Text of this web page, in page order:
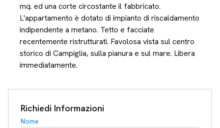
mq. ed una corte circostante il fabbricato.
L'appartamento è dotato di impianto di riscaldamento
indipendente a metano. Tetto e facciate
recentemente ristrutturati. Favolosa vista sul centro
storico di Campiglia, sulla pianura e sul mare. Libera
immediatamente.
Richiedi Informazioni
Nome